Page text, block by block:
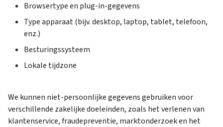
Browsertype en plug-in-gegevens
Type apparaat (bijv. desktop, laptop, tablet, telefoon,
enz.)
Besturingssysteem
Lokale tijdzone
We kunnen niet-persoonlijke gegevens gebruiken voor
verschillende zakelijke doeleinden, zoals het verlenen van
klantenservice, fraudepreventie, marktonderzoek en het